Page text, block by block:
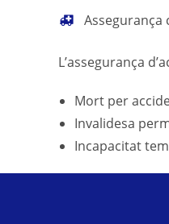
Assegurança
L’assegurança
Mort per
Invalidesa
Incapacitat